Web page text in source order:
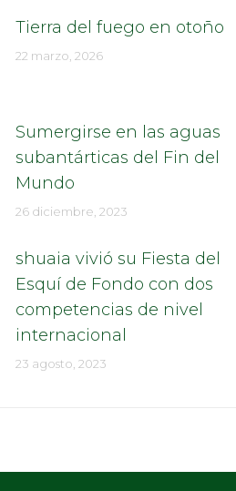
Tierra del fuego en otoño
22 marzo, 2026
Sumergirse en las aguas
subantárticas del Fin del
Mundo
26 diciembre, 2023
shuaia vivió su Fiesta del
Esquí de Fondo con dos
competencias de nivel
internacional
23 agosto, 2023